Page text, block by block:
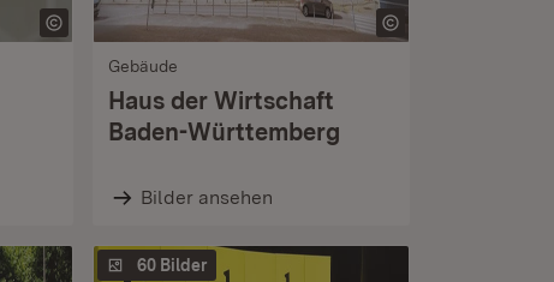
Gebäude
Haus der Wirtschaft
Baden-Württemberg
Bilder ansehen
60 Bilder